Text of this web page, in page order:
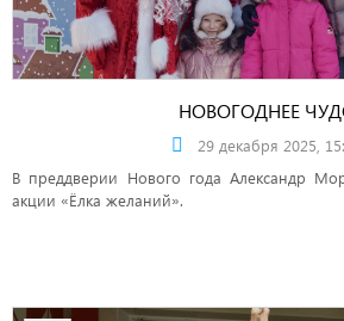
НОВОГОДНЕЕ
29 декабря 2025,
В преддверии Нового года Александр
акции «Ёлка желаний».